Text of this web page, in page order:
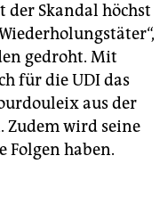
der Skandal höchst
gedroht. Mit
für die UDI das
aus der
Zudem wird seine
Folgen haben.